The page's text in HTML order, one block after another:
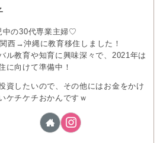
中の30代専業主婦♡
西→沖縄に教育移住しました！
ル教育や知育に興味深々で、2021年は
に向けて準備中！
資したいので、その他にはお金をかけ
ケチケチおかんですｗ